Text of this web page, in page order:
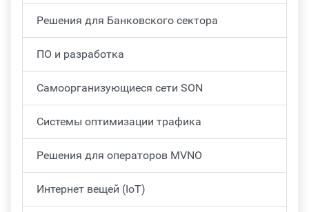
Решения для Банковского сектора
ПО и разработка
Самоорганизующиеся сети SON
Системы оптимизации трафика
Решения для операторов MVNO
Интернет вещей (IoT)